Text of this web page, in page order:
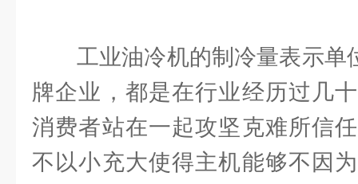
工业油冷机的制冷量表示单
牌企业，都是在行业经历过几
消费者站在一起攻坚克难所信
不以小充大使得主机能够不因